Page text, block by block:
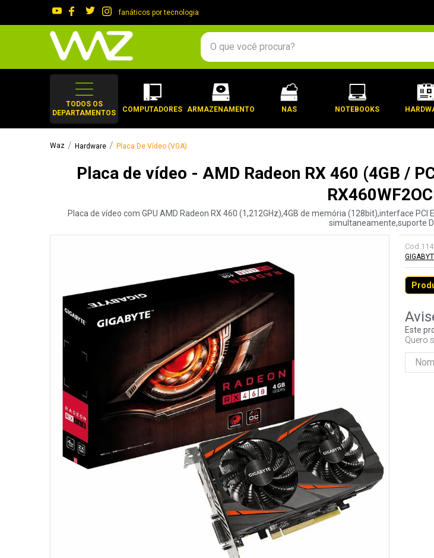
fanáticos por tecnologia
O que você procura?
TODOS OS
DEPARTAMENTOS
COMPUTADORES ARMAZENAMENTO NAS NOTEBOOKS
Hardware Placa De Vídeo (VGA)
Placa de vídeo - AMD Radeon RX 460 (4GB /
Placa de vídeo com GPU AMD Radeon RX 460 (1,212GHz),4GB de memória (128bit),interface
simultaneamente,suporte
Cod.
Este
Quero
gabinete
2º
keychron
5º
openbox
7º
jonsbo
hd